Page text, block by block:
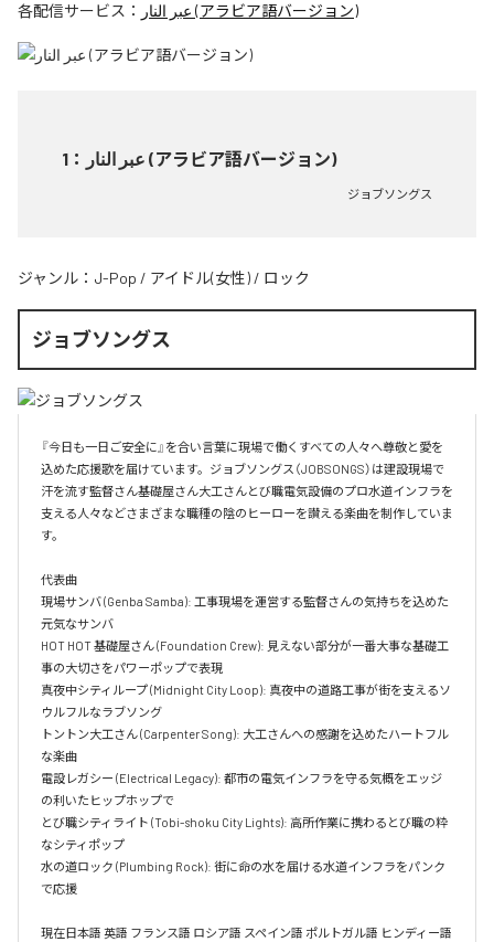
各配信サービス：
عبر النار (アラビア語バージョン)
1 ： عبر النار (アラビア語バージョン)
ジョブソングス
ジャンル： J-Pop / アイドル(女性) / ロック
ジョブソングス
『今日も一日ご安全に』を合い言葉に現場で働くすべての人々へ尊敬と愛を
込めた応援歌を届けています。ジョブソングス（JOBSONGS）は建設現場で
汗を流す監督さん基礎屋さん大工さんとび職電気設備のプロ水道インフラを
支える人々などさまざまな職種の陰のヒーローを讃える楽曲を制作していま
す。
代表曲
現場サンバ (Genba Samba): 工事現場を運営する監督さんの気持ちを込めた
元気なサンバ
HOT HOT 基礎屋さん (Foundation Crew): 見えない部分が一番大事な基礎工
事の大切さをパワーポップで表現
真夜中シティループ (Midnight City Loop): 真夜中の道路工事が街を支えるソ
ウルフルなラブソング
トントン大工さん (Carpenter Song): 大工さんへの感謝を込めたハートフル
な楽曲
電設レガシー (Electrical Legacy): 都市の電気インフラを守る気概をエッジ
の利いたヒップホップで
とび職シティライト (Tobi-shoku City Lights): 高所作業に携わるとび職の粋
なシティポップ
水の道ロック (Plumbing Rock): 街に命の水を届ける水道インフラをパンク
で応援
現在日本語 英語 フランス語 ロシア語 スペイン語 ポルトガル語 ヒンディー語